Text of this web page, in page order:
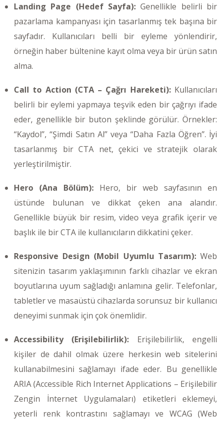
Landing Page (Hedef Sayfa):Genellikle belirli bir
pazarlama kampanyası için tasarlanmış tek başına bir
sayfadır. Kullanıcıları belli bir eyleme yönlendirir,
örneğin haber bültenine kayıt olma veya bir ürün satın
alma.
Call to Action (CTA – Çağrı Hareketi): Kullanıcıları
belirli bir eylemi yapmaya teşvik eden bir çağrıyı ifade
eder, genellikle bir buton şeklinde görülür. Örnekler:
“Kaydol”, “Şimdi Satın Al” veya “Daha Fazla Öğren”. İyi
tasarlanmış bir CTA net, çekici ve stratejik olarak
yerleştirilmiştir.
Hero (Ana Bölüm): Hero, bir web sayfasının en
üstünde bulunan ve dikkat çeken ana alandır.
Genellikle büyük bir resim, video veya grafik içerir ve
başlık ile bir CTA ile kullanıcıların dikkatini çeker.
Responsive Design (Mobil Uyumlu Tasarım): Web
sitenizin tasarım yaklaşımının farklı cihazlar ve ekran
boyutlarına uyum sağladığı anlamına gelir. Telefonlar,
tabletler ve masaüstü cihazlarda sorunsuz bir kullanıcı
deneyimi sunmak için çok önemlidir.
Accessibility (Erişilebilirlik): Erişilebilirlik, engelli
kişiler de dahil olmak üzere herkesin web sitelerini
kullanabilmesini sağlamayı ifade eder. Bu genellikle
ARIA (Accessible Rich Internet Applications – Erişilebilir
Zengin İnternet Uygulamaları) etiketleri eklemeyi,
yeterli renk kontrastını sağlamayı ve WCAG (Web